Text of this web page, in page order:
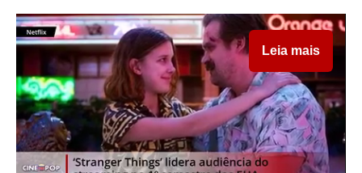
Leia mais